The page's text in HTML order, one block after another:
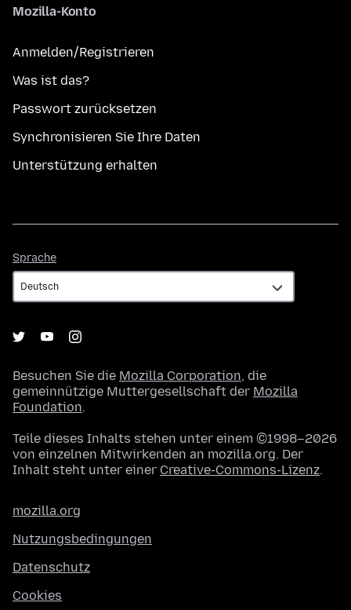
Mozilla-Konto
Anmelden/Registrieren
Was ist das?
Passwort zurücksetzen
Synchronisieren Sie Ihre Daten
Unterstützung erhalten
Sprache
Besuchen Sie die Mozilla Corporation, die
gemeinnützige Muttergesellschaft der Mozilla
Foundation.
Teile dieses Inhalts stehen unter einem ©1998–2026
von einzelnen Mitwirkenden an mozilla.org. Der
Inhalt steht unter einer Creative-Commons-Lizenz.
mozilla.org
Nutzungsbedingungen
Datenschutz
Cookies